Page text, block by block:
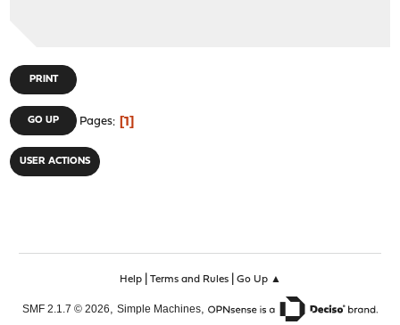
PRINT
GO UP Pages 1
USER ACTIONS
Help| Terms and Rules| Go Up ▲
SMF 2.1.7 © 2026, Simple Machines,